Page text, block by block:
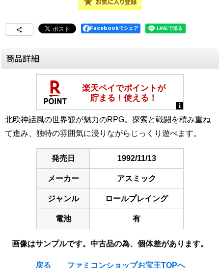
Facebookでシェア
商品詳細
北欧神話風の世界観が魅力のRPG。探索と戦闘を積み重ね
て進み、独特の雰囲気に浸りながらじっくり遊べます。
発売日 1992/11/13
メーカー アスミック
ジャンル ロールプレイング
電池 有
画像はサンプルです。中古品の為、個体差があります。
戻る ファミコンショップお宝王TOPへ